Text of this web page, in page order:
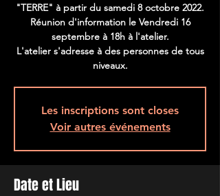
"TERRE" à partir du samedi 8 octobre 2022.
Réunion d'information le Vendredi 16
septembre à 18h à l'atelier.
L'atelier s'adresse à des personnes de tous
niveaux.
Les inscriptions sont closes
Voir autres événements
Date et Lieu